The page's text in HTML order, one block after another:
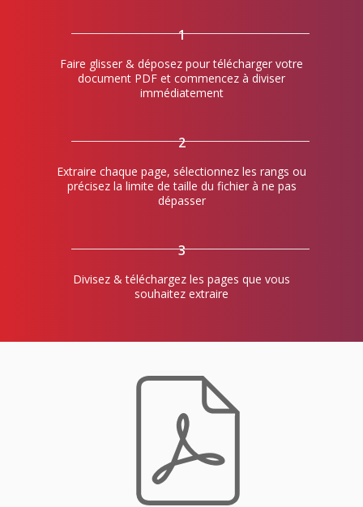
1
Faire glisser & déposez pour télécharger votre
document PDF et commencez à diviser
immédiatement
2
Extraire chaque page, sélectionnez les rangs ou
précisez la limite de taille du fichier à ne pas
dépasser
3
Divisez & téléchargez les pages que vous
souhaitez extraire
f